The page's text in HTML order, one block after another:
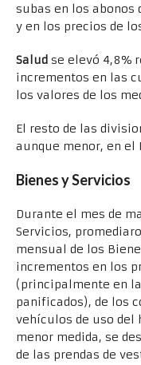
subas en los
y en los precios de
Salud se elevó 4,8%
incrementos en las
los valores de los
El resto de las
aunque menor, en el
Bienes y Servicios
Durante el mes de
Servicios,
mensual de los
incrementos en los
(principalmente en
panificados), de los
vehículos de uso del
menor medida, se
de las prendas de